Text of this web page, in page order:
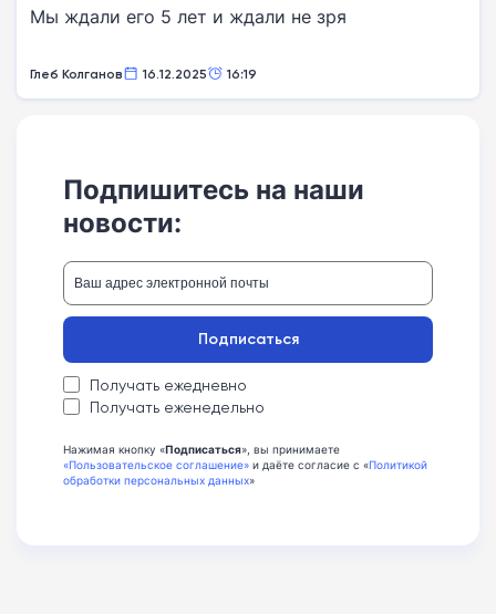
Мы ждали его 5 лет и ждали не зря
Глеб Колганов 16.12.2025 16:19
Подпишитесь на наши
новости:
Получать ежедневно
Получать еженедельно
Подписаться
Нажимая кнопку «Подписаться», вы принимаете
«Пользовательское соглашение» и даёте согласие с «Политикой
обработки персональных данных»